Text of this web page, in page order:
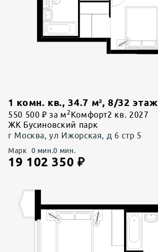
1 комн. кв., 34.7 м²,8/32 этаж
550 500 ₽ за м 2 Комфорт2 кв. 2027
ЖК Бусиновский парк
г Москва, ул Ижорская, д 6 стр 5
Марк 0 мин.0 мин.
19 102 350 ₽